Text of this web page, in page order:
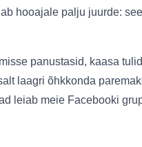
hooajale palju juurde:
panustasid, kaasa
laagri õhkkonda
leiab meie Facebooki